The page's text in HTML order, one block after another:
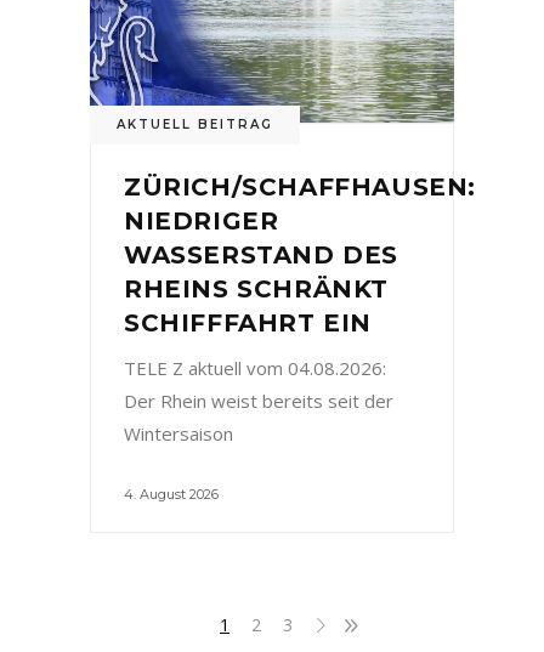
AKTUELL BEITRAG
ZÜRICH/SCHAFFHAUSEN:
NIEDRIGER
WASSERSTAND DES
RHEINS SCHRÄNKT
SCHIFFFAHRT EIN
TELE Z aktuell vom 04.08.2026:
Der Rhein weist bereits seit der
Wintersaison
4. August 2026
1 2 3